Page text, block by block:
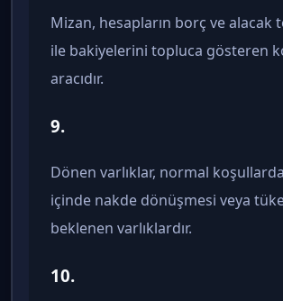
Mizan, hesapların borç ve alacak
ile bakiyelerini topluca gösteren
aracıdır.
9.
Dönen varlıklar, normal
içinde nakde dönüşmesi veya
beklenen varlıklardır.
10.